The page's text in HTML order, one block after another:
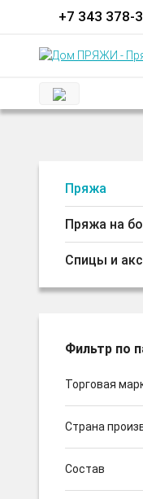
+7 343 378-
Пряжа
Пряжа на
Спицы и
Фильтр по
Торговая
Страна
Состав